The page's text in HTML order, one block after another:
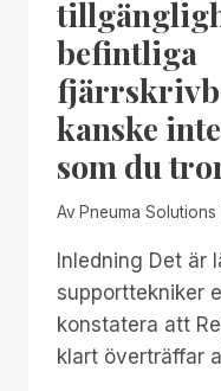
befintliga
kanske
som du
Av Pneuma Solutions
Inledning Det är
supporttekniker
konstatera att
klart överträffar